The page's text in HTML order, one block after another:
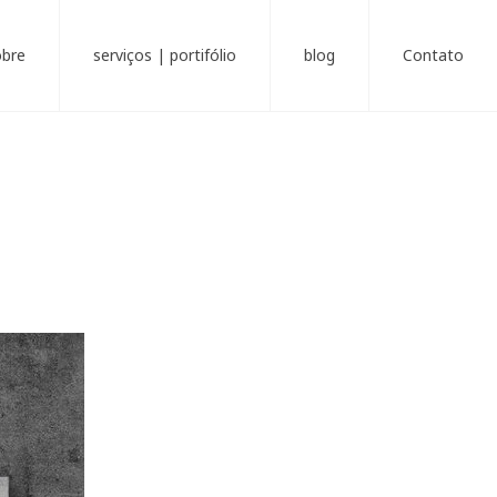
serviços | portifólio blog Contato